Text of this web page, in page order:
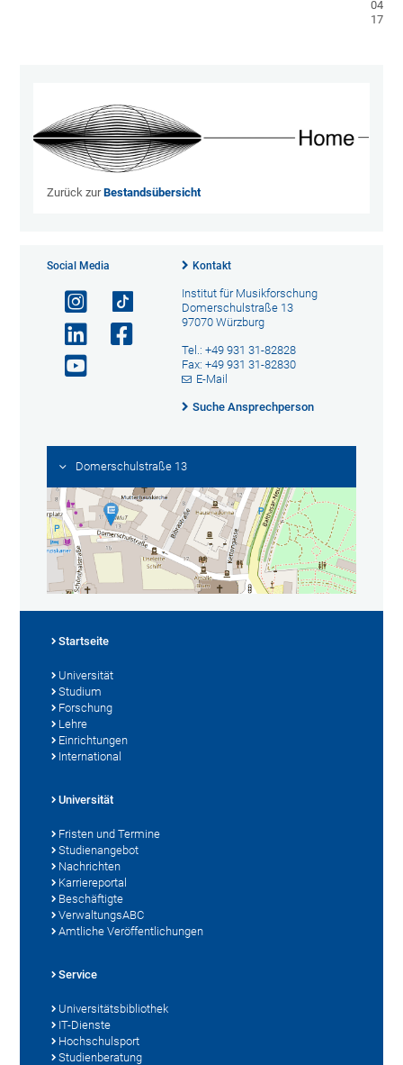
04-
17}
Zurück zurBestandsübersicht
Social Media Kontakt
Institut für Musikforschung
Domerschulstraße 13
97070 Würzburg
Tel.: +49 931 31-82828
Fax: +49 931 31-82830
E-Mail
Suche Ansprechperson
Domerschulstraße 13
Startseite
Universität
Studium
Forschung
Lehre
Einrichtungen
International
Universität
Fristen und Termine
Studienangebot
Nachrichten
Karriereportal
Beschäftigte
VerwaltungsABC
Amtliche Veröffentlichungen
Service
Universitätsbibliothek
IT-Dienste
Hochschulsport
Studienberatung